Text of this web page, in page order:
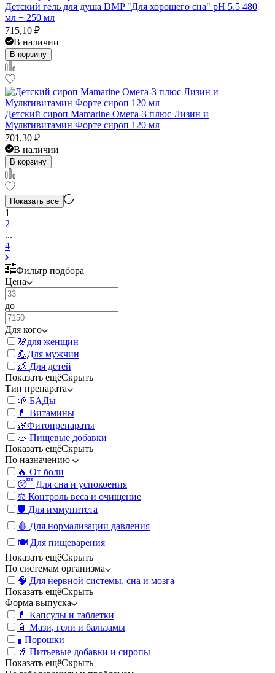
Детский гель для душа DMP "Для хорошего сна" pH 5.5 480
мл + 250 мл
715,10 ₽
В наличии
В корзину
Детский сироп Mamarine Омега-3 плюс Лизин и
Мультивитамин Форте сироп 120 мл
701,30 ₽
В наличии
В корзину
Показать все
1
2
...
4
Фильтр подбора
Цена
до
Для кого
🌸для женщин
💪Для мужчин
👶 Для детей
Показать ещёСкрыть
Тип препарата
🌱 БАДы
💊 Витамины
🌿Фитопрепараты
🥗 Пищевые добавки
Показать ещёСкрыть
По назначению
🔥 От боли
😴 Для сна и успокоения
⚖️ Контроль веса и очищение
🛡️ Для иммунитета
🩸 Для нормализации давления
🍽️ Для пищеварения
Показать ещёСкрыть
По системам организма
🧠 Для нервной системы, сна и мозга
Показать ещёСкрыть
Форма выпуска
💊 Капсулы и таблетки
🧴 Мази, гели и бальзамы
🧪 Порошки
🥤 Питьевые добавки и сиропы
Показать ещёСкрыть